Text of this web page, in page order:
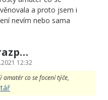
a proto jsem i
nevím nebo sama
Petr Dvořák-obrazprovas.cz
12:32
amatér co se focení týče,